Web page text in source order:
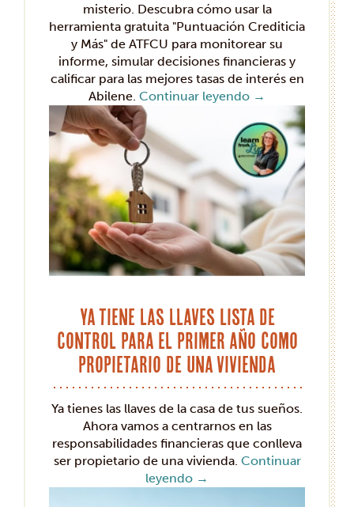
misterio. Descubra cómo usar la
herramienta gratuita "Puntuación Crediticia
y Más" de ATFCU para monitorear su
informe, simular decisiones financieras y
calificar para las mejores tasas de interés en
Abilene. Continuar leyendo →
Ya tiene las llaves Lista de
control para el primer año como
propietario de una vivienda
Ya tienes las llaves de la casa de tus sueños.
Ahora vamos a centrarnos en las
responsabilidades financieras que conlleva
ser propietario de una vivienda. Continuar
leyendo →